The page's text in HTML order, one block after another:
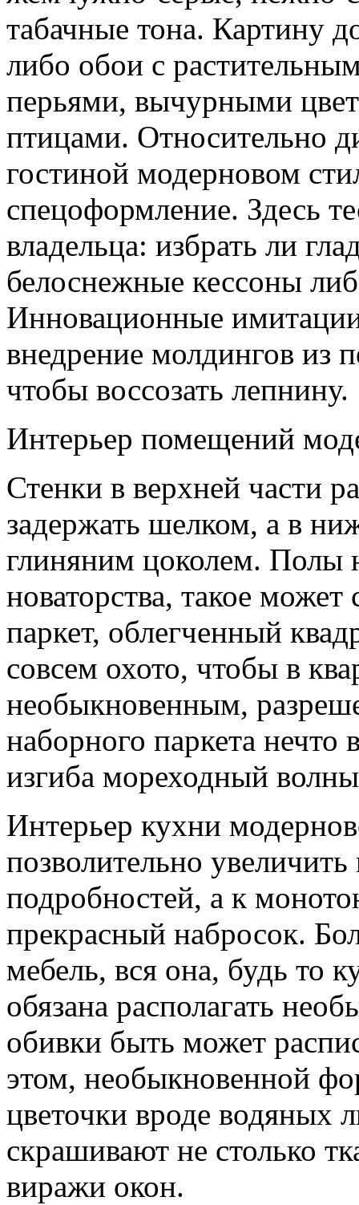
табачные тона. Картину
либо обои с
перьями, вычурными
птицами. Относительно
гостиной модерновом
спецоформление. Здесь
владельца: избрать ли
белоснежные кессоны
Инновационные
внедрение молдингов из
чтобы воссозать лепнину.
Интерьер помещений
Стенки в верхней части
задержать шелком, а в
глиняним цоколем. Полы
новаторства, такое
паркет, облегченный
совсем охото, чтобы в
необыкновенным,
наборного паркета нечто
изгиба мореходный
Интерьер кухни
позволительно
подробностей, а к
прекрасный набросок.
мебель, вся она, будь то
обязана располагать
обивки быть может
этом, необыкновенной
цветочки вроде водяных
скрашивают не столько
виражи окон.